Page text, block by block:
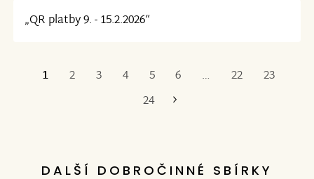
„QR platby 9. - 15.2.2026“
1 2 3 4 5 6 … 22
23
24
Poslední
DALŠÍ DOBROČINNÉ SBÍRKY